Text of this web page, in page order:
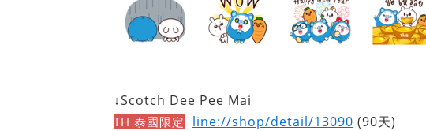
↓Scotch Dee Pee Mai
TH 泰國限定 line://shop/detail/13090 (90天)